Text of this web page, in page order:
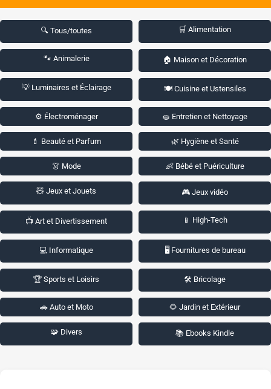
🔍 Tous/toutes 🛒 Alimentation
🐾 Animalerie 🏠 Maison et Décoration
💡 Luminaires et Éclairage 🍽️ Cuisine et Ustensiles
⚙️ Électroménager 🧽 Entretien et Nettoyage
💄 Beauté et Parfum 🌿 Hygiène et Santé
👗 Mode 👶 Bébé et Puériculture
🧸 Jeux et Jouets 🎮 Jeux vidéo
📺 Art et Divertissement 📱 High-Tech
💻 Informatique 🖥️ Fournitures de bureau
🏆 Sports et Loisirs 🛠️ Bricolage
🚗 Auto et Moto 🌻 Jardin et Extérieur
🧩 Divers 📚 Ebooks Kindle